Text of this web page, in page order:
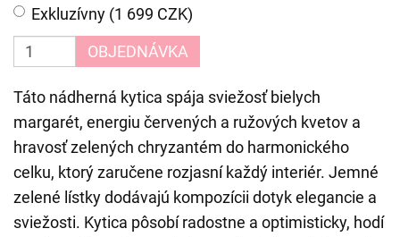
Exkluzívny (1 699 CZK)
OBJEDNÁVKA
Táto nádherná kytica spája sviežosť bielych
margarét, energiu červených a ružových kvetov a
hravosť zelených chryzantém do harmonického
celku, ktorý zaručene rozjasní každý interiér. Jemné
zelené lístky dodávajú kompozícii dotyk elegancie a
sviežosti. Kytica pôsobí radostne a optimisticky, hodí